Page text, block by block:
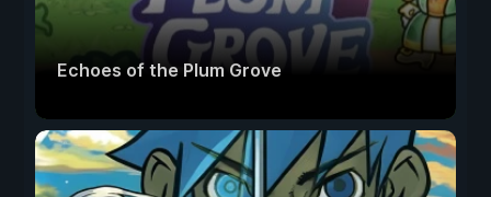
Echoes of the Plum Grove